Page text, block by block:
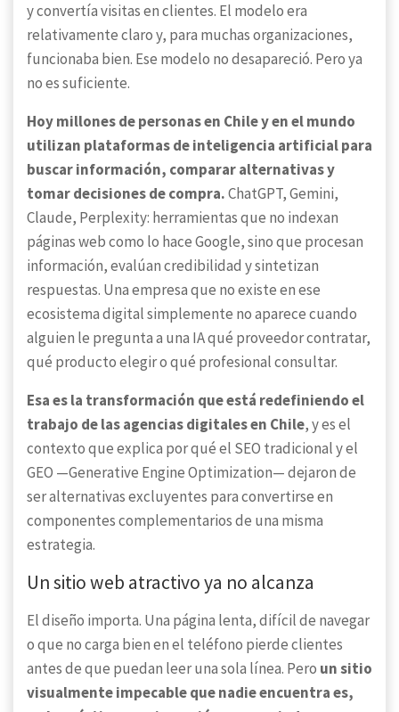
y convertía visitas en clientes. El modelo era
relativamente claro y, para muchas organizaciones,
funcionaba bien. Ese modelo no desapareció. Pero ya
no es suficiente.
Hoy millones de personas en Chile y en el mundo
utilizan plataformas de inteligencia artificial para
buscar información, comparar alternativas y
tomar decisiones de compra.ChatGPT, Gemini,
Claude, Perplexity: herramientas que no indexan
páginas web como lo hace Google, sino que procesan
información, evalúan credibilidad y sintetizan
respuestas. Una empresa que no existe en ese
ecosistema digital simplemente no aparece cuando
alguien le pregunta a una IA qué proveedor contratar,
qué producto elegir o qué profesional consultar.
Esa es la transformación que está redefiniendo el
trabajo de las agencias digitales en Chile, y es el
contexto que explica por qué el SEO tradicional y el
GEO —Generative Engine Optimization— dejaron de
ser alternativas excluyentes para convertirse en
componentes complementarios de una misma
estrategia.
Un sitio web atractivo ya no alcanza
El diseño importa. Una página lenta, difícil de navegar
o que no carga bien en el teléfono pierde clientes
antes de que puedan leer una sola línea. Pero un sitio
visualmente impecable que nadie encuentra es,